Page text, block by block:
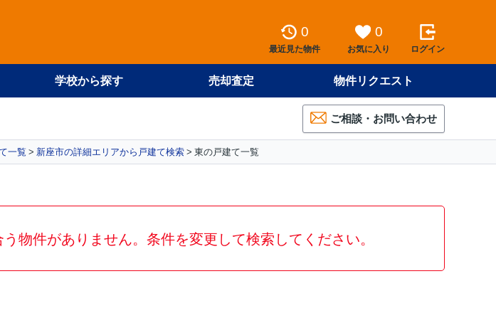
0
最近見た物件
0
お気に入り ログイン
学校から探す 売却査定 物件リクエスト
ご相談・お問い合わせ
一覧 新座市の詳細エリアから戸建て検索 東の戸建て一覧
物件がありません。条件を変更して検索してください。